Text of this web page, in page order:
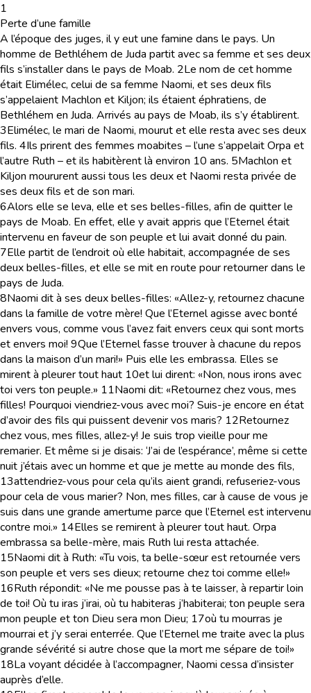
1
Perte d’une famille
A l’époque des juges, il y eut une famine dans le pays. Un
homme de Bethléhem de Juda partit avec sa femme et ses deux
fils s’installer dans le pays de Moab. 2Le nom de cet homme
était Elimélec, celui de sa femme Naomi, et ses deux fils
s’appelaient Machlon et Kiljon; ils étaient éphratiens, de
Bethléhem en Juda. Arrivés au pays de Moab, ils s’y établirent.
3Elimélec, le mari de Naomi, mourut et elle resta avec ses deux
fils. 4Ils prirent des femmes moabites – l’une s’appelait Orpa et
l’autre Ruth – et ils habitèrent là environ 10 ans. 5Machlon et
Kiljon moururent aussi tous les deux et Naomi resta privée de
ses deux fils et de son mari.
6Alors elle se leva, elle et ses belles-filles, afin de quitter le
pays de Moab. En effet, elle y avait appris que l’Eternel était
intervenu en faveur de son peuple et lui avait donné du pain.
7Elle partit de l’endroit où elle habitait, accompagnée de ses
deux belles-filles, et elle se mit en route pour retourner dans le
pays de Juda.
8Naomi dit à ses deux belles-filles: «Allez-y, retournez chacune
dans la famille de votre mère! Que l’Eternel agisse avec bonté
envers vous, comme vous l’avez fait envers ceux qui sont morts
et envers moi! 9Que l’Eternel fasse trouver à chacune du repos
dans la maison d’un mari!» Puis elle les embrassa. Elles se
mirent à pleurer tout haut 10et lui dirent: «Non, nous irons avec
toi vers ton peuple.» 11Naomi dit: «Retournez chez vous, mes
filles! Pourquoi viendriez-vous avec moi? Suis-je encore en état
d’avoir des fils qui puissent devenir vos maris? 12Retournez
chez vous, mes filles, allez-y! Je suis trop vieille pour me
remarier. Et même si je disais: ‘J’ai de l’espérance’, même si cette
nuit j’étais avec un homme et que je mette au monde des fils,
13attendriez-vous pour cela qu’ils aient grandi, refuseriez-vous
pour cela de vous marier? Non, mes filles, car à cause de vous je
suis dans une grande amertume parce que l’Eternel est intervenu
contre moi.» 14Elles se remirent à pleurer tout haut. Orpa
embrassa sa belle-mère, mais Ruth lui resta attachée.
15Naomi dit à Ruth: «Tu vois, ta belle-sœur est retournée vers
son peuple et vers ses dieux; retourne chez toi comme elle!»
16Ruth répondit: «Ne me pousse pas à te laisser, à repartir loin
de toi! Où tu iras j’irai, où tu habiteras j’habiterai; ton peuple sera
mon peuple et ton Dieu sera mon Dieu; 17où tu mourras je
mourrai et j’y serai enterrée. Que l’Eternel me traite avec la plus
grande sévérité si autre chose que la mort me sépare de toi!»
18La voyant décidée à l’accompagner, Naomi cessa d’insister
auprès d’elle.